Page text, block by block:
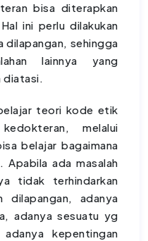
bisa diterapkan
ini perlu dilakukan
dilapangan, sehingga
lainnya yang
diatasi.
teori kode etik
melalui
belajar bagaimana
Apabila ada masalah
tidak terhindarkan
dilapangan, adanya
adanya sesuatu yg
kepentingan